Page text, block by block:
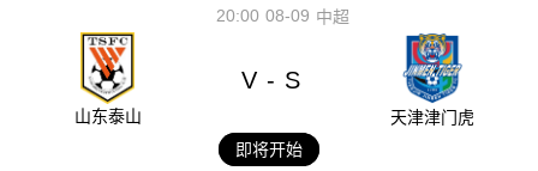
08-09
20:00 中超
山东泰山
V - S
天津津门虎
即将开始